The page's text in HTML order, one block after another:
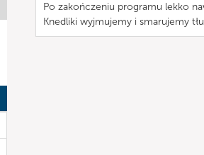
Po zakończeniu programu lekko
Knedliki wyjmujemy i smarujemy